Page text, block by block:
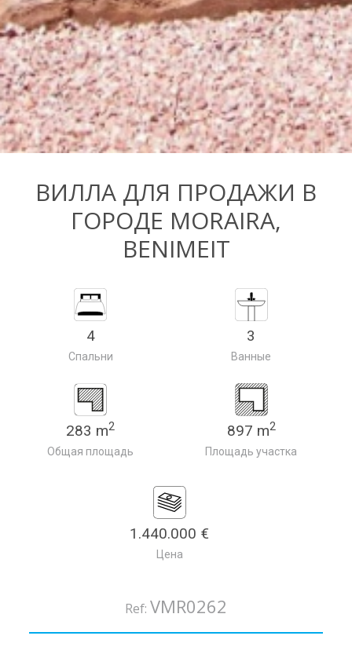
ВИЛЛА ДЛЯ ПРОДАЖИ В
ГОРОДЕ МОRAIRA,
BENIMEIT
4
Спальни
3
Ванные
283 m2
Общая площадь
897 m2
Площадь участка
1.440.000 €
Цена
Ref: VMR0262